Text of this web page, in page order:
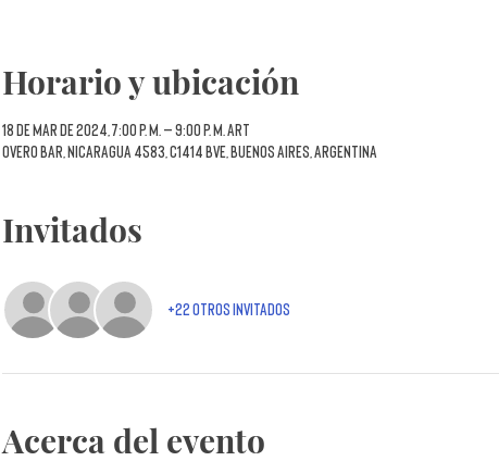
Horario y ubicación
18 de mar de 2024, 7:00 p. m. – 9:00 p. m. ART
Overo Bar, Nicaragua 4583, C1414 BVE, Buenos Aires, Argentina
Invitados
+22 otros invitados
Acerca del evento